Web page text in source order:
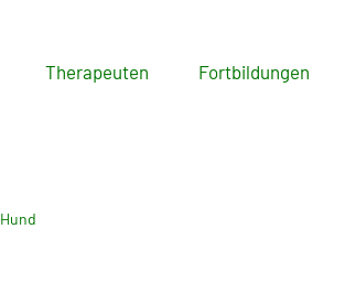
Therapeuten Fortbildungen